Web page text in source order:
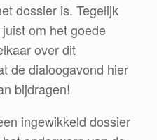
dossier is. Tegelijk
om het goede
over dit
de dialoogavond hier
bijdragen!
ingewikkeld dossier